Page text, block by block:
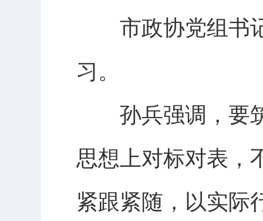
市政协党组书记
习。
孙兵强调，要筑
思想上对标对表，
紧跟紧随，以实际